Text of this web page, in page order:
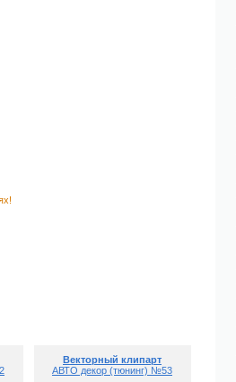
Векторный клипарт
АВТО декор (тюнинг) №53